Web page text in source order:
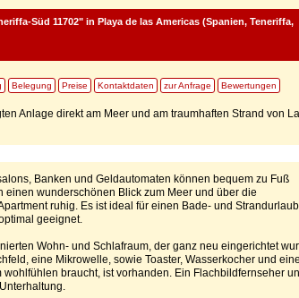
Süd 11702"in Playa de las Americas (Spanien, Teneriffa,
Belegung Preise Kontaktdaten zur Anfrage Bewertungen
Anlage direkt am Meer und am traumhaften Strand von
Banken und Geldautomaten können bequem zu Fuß
einen wunderschönen Blick zum Meer und über die
ruhig. Es ist ideal für einen Bade- und
geeignet.
Wohn- und Schlafraum, der ganz neu eingerichtet
eine Mikrowelle, sowie Toaster, Wasserkocher und
wohlfühlen braucht, ist vorhanden. Ein Flachbildfernseher